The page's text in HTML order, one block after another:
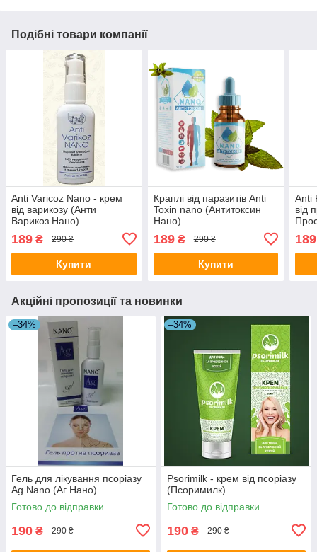
Подібні товари компанії
Anti Varicoz Nano - крем
від варикозу (Анти
Варикоз Нано)
189 ₴ 290 ₴
Купити
Краплі від паразитів Anti
Toxin nano (Антитоксин
Нано)
189₴ 290 ₴
Купити
Anti
від
189
Акційні пропозиції та новинки
–34%
Гель для лікування псоріазу
Ag Nano (Аг Нано)
Готово до відправки
190 ₴ 290 ₴
–34%
Psorimilk - крем від псоріазу
(Псоримилк)
Готово до відправки
190 ₴ 290 ₴